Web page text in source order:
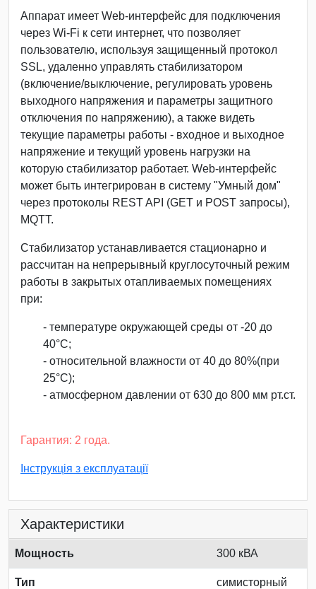
Аппарат имеет Web-интерфейс для подключения
через Wi-Fi к сети интернет, что позволяет
пользователю, используя защищенный протокол
SSL, удаленно управлять стабилизатором
(включение/выключение, регулировать уровень
выходного напряжения и параметры защитного
отключения по напряжению), а также видеть
текущие параметры работы - входное и выходное
напряжение и текущий уровень нагрузки на
которую стабилизатор работает. Web-интерфейс
может быть интегрирован в систему "Умный дом"
через протоколы REST API (GET и POST запросы),
MQTT.
Стабилизатор устанавливается стационарно и
рассчитан на непрерывный круглосуточный режим
работы в закрытых отапливаемых помещениях
при:
- температуре окружающей среды от -20 до
40°С;
- относительной влажности от 40 до 80%(при
25°С);
- атмосферном давлении от 630 до 800 мм рт.ст.
Гарантия: 2 года.
Інструкція з експлуатації
Характеристики
Мощность 300 кВА
Тип
симисторный